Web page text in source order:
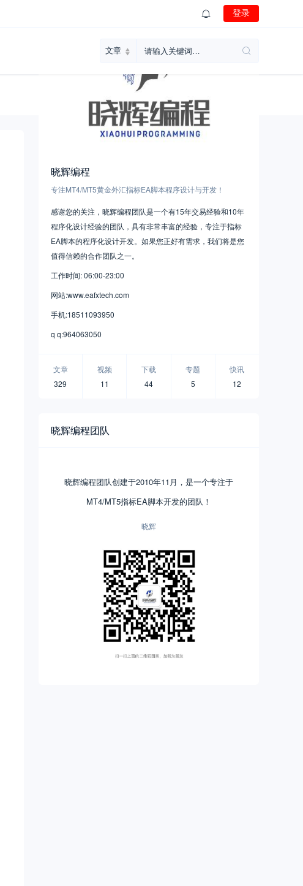
登录
晓辉编程
专注MT4/MT5黄金外汇指标EA脚本程序设计与开发！
感谢您的关注，晓辉编程团队是一个有15年交易经验和10年
程序化设计经验的团队，具有非常丰富的经验，专注于指标
EA脚本的程序化设计开发。如果您正好有需求，我们将是您
值得信赖的合作团队之一。
工作时间: 06:00-23:00
网站:www.eafxtech.com
手机:18511093950
q q:964063050
文章
329
视频
11
下载
44
专题
5
快讯
12
晓辉编程团队
晓辉编程团队创建于2010年11月，是一个专注于
MT4/MT5指标EA脚本开发的团队！
晓辉